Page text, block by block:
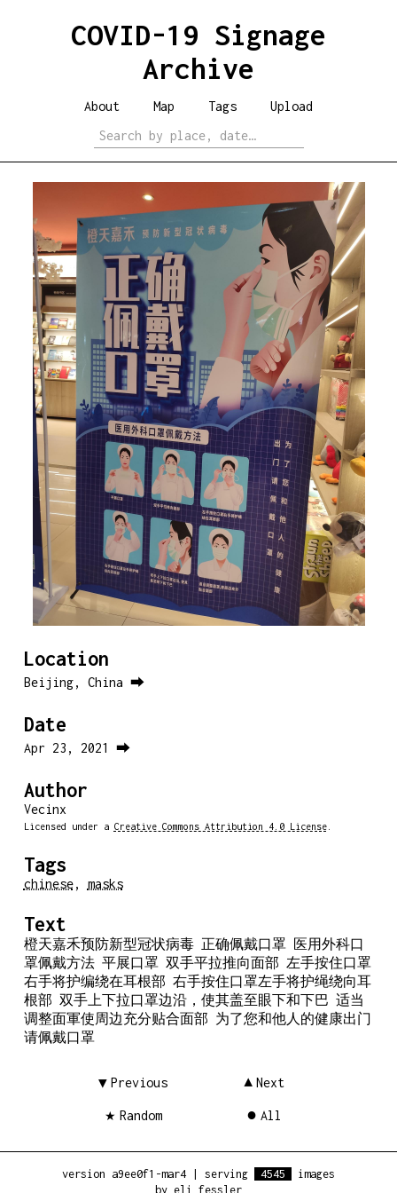
COVID-19 Signage
Archive
About Map Tags Upload
Location
Beijing, China ⮕
Date
Apr 23, 2021 ⮕
Author
Vecinx
Licensed under a Creative Commons Attribution 4.0 License.
Tags
chinese, masks
Text
橙天嘉禾预防新型冠状病毒 正确佩戴口罩 医用外科口
罩佩戴方法 平展口罩 双手平拉推向面部 左手按住口罩
右手将护编绕在耳根部 右手按住口罩左手将护绳绕向耳
根部 双手上下拉口罩边沿，使其盖至眼下和下巴 适当
调整面軍使周边充分贴合面部 为了您和他人的健康出门
请佩戴口罩
Previous Next
Random All
version a9ee0f1-mar4 serving 4545
images
by eli fessler